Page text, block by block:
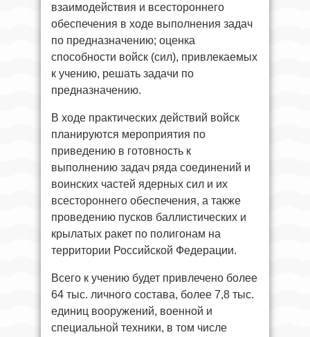
взаимодействия и всестороннего
обеспечения в ходе выполнения задач
по предназначению; оценка
способности войск (сил), привлекаемых
к учению, решать задачи по
предназначению.
В ходе практических действий войск
планируются мероприятия по
приведению в готовность к
выполнению задач ряда соединений и
воинских частей ядерных сил и их
всестороннего обеспечения, а также
проведению пусков баллистических и
крылатых ракет по полигонам на
территории Российской Федерации.
Всего к учению будет привлечено более
64 тыс. личного состава, более 7,8 тыс.
единиц вооружений, военной и
специальной техники, в том числе